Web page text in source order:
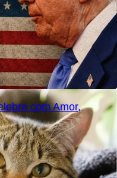
com Amor,